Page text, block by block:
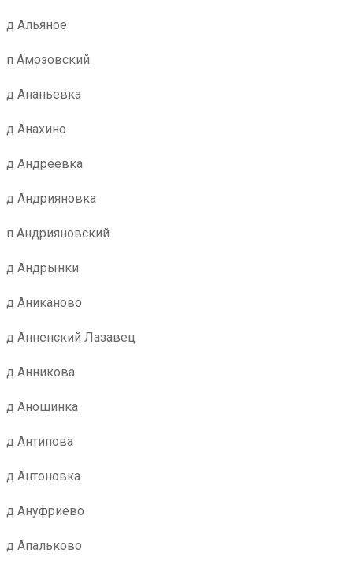
д Альяное
п Амозовский
д Ананьевка
д Анахино
д Андреевка
д Андрияновка
п Андрияновский
д Андрынки
д Аниканово
д Анненский Лазавец
д Анникова
д Аношинка
д Антипова
д Антоновка
д Ануфриево
д Апальково